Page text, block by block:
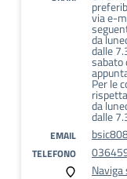
via e-
da
dalle
sabato
Per le
da
dalle
EMAIL
TELEFONO
Naviga